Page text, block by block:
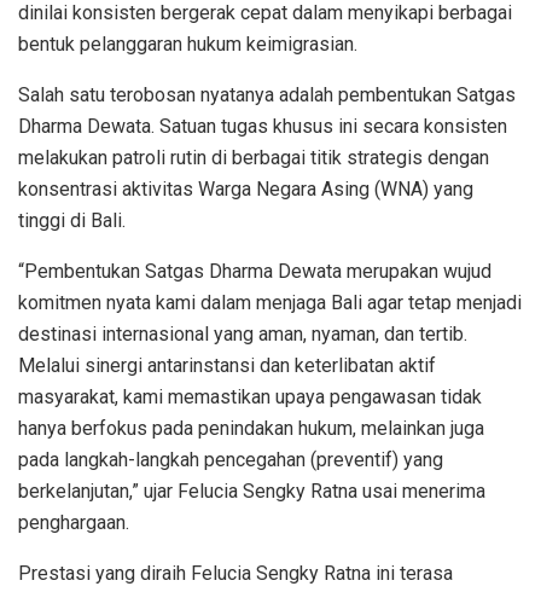
dinilai konsisten bergerak cepat dalam menyikapi berbagai
bentuk pelanggaran hukum keimigrasian.
Salah satu terobosan nyatanya adalah pembentukan Satgas
Dharma Dewata. Satuan tugas khusus ini secara konsisten
melakukan patroli rutin di berbagai titik strategis dengan
konsentrasi aktivitas Warga Negara Asing (WNA) yang
tinggi di Bali.
“Pembentukan Satgas Dharma Dewata merupakan wujud
komitmen nyata kami dalam menjaga Bali agar tetap menjadi
destinasi internasional yang aman, nyaman, dan tertib.
Melalui sinergi antarinstansi dan keterlibatan aktif
masyarakat, kami memastikan upaya pengawasan tidak
hanya berfokus pada penindakan hukum, melainkan juga
pada langkah-langkah pencegahan (preventif) yang
berkelanjutan,” ujar Felucia Sengky Ratna usai menerima
penghargaan.
Prestasi yang diraih Felucia Sengky Ratna ini terasa